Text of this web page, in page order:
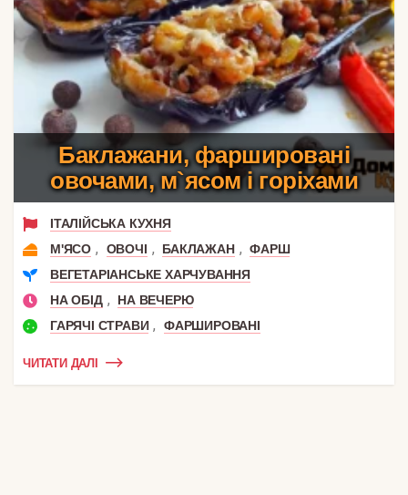
Баклажани, фаршировані
овочами, м`ясом і горіхами
ІТАЛІЙСЬКА КУХНЯ
М'ЯСО , ОВОЧІ , БАКЛАЖАН , ФАРШ
ВЕГЕТАРІАНСЬКЕ ХАРЧУВАННЯ
НА ОБІД ,
НА ВЕЧЕРЮ
ГАРЯЧІ СТРАВИ , ФАРШИРОВАНІ
ЧИТАТИ ДАЛІ